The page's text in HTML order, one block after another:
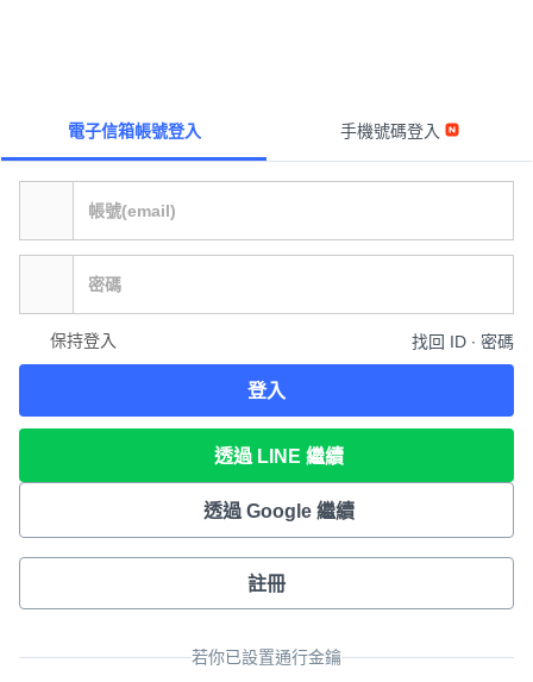
電子信箱帳號登入 手機號碼登入
保持登入 找回 ID ∙ 密碼
登入
透過 LINE 繼續
透過 Google 繼續
註冊
若你已設置通行金鑰